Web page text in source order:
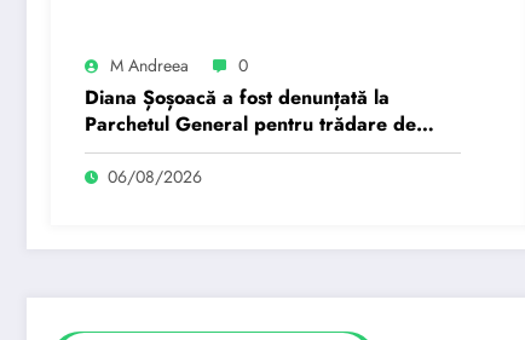
M Andreea 0
Diana Șoșoacă a fost denunțată la
Parchetul General pentru trădare de
țară: „Este subordonată unei…”
06/08/2026